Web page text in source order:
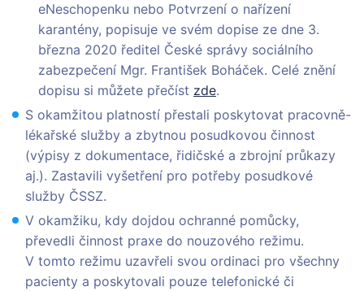
eNeschopenku nebo Potvrzení o nařízení
karantény, popisuje ve svém dopise ze dne 3.
března 2020 ředitel České správy sociálního
zabezpečení Mgr. František Boháček. Celé znění
dopisu si můžete přečíst zde.
S okamžitou platností přestali poskytovat pracovně-
lékařské služby a zbytnou posudkovou činnost
(výpisy z dokumentace, řidičské a zbrojní průkazy
aj.). Zastavili vyšetření pro potřeby posudkové
služby ČSSZ.
V okamžiku, kdy dojdou ochranné pomůcky,
převedli činnost praxe do nouzového režimu.
V tomto režimu uzavřeli svou ordinaci pro všechny
pacienty a poskytovali pouze telefonické či